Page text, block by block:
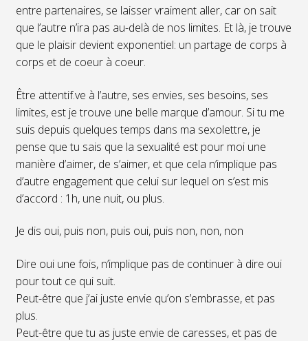
entre partenaires, se laisser vraiment aller, car on sait
que l’autre n’ira pas au-delà de nos limites. Et là, je trouve
que le plaisir devient exponentiel: un partage de corps à
corps et de coeur à coeur.
Être attentif.ve à l’autre, ses envies, ses besoins, ses
limites, est je trouve une belle marque d’amour. Si tu me
suis depuis quelques temps dans ma sexolettre, je
pense que tu sais que la sexualité est pour moi une
manière d’aimer, de s’aimer, et que cela n’implique pas
d’autre engagement que celui sur lequel on s’est mis
d’accord : 1h, une nuit, ou plus.
Je dis oui, puis non, puis oui, puis non, non, non
Dire oui une fois, n’implique pas de continuer à dire oui
pour tout ce qui suit.
Peut-être que j’ai juste envie qu’on s’embrasse, et pas
plus.
Peut-être que tu as juste envie de caresses, et pas de